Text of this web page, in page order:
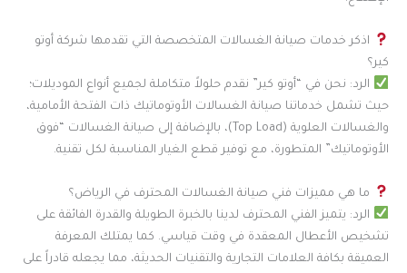
اذكر خدمات صيانة الغسالات المتخصصة التي تقدمها شركة أوتو
كير؟
الرد: نحن في “أوتو كير” نقدم حلولاً متكاملة لجميع أنواع الموديلات؛
حيث تشمل خدماتنا صيانة الغسالات الأوتوماتيك ذات الفتحة الأمامية،
والغسالات العلوية (Top Load)، بالإضافة إلى صيانة الغسالات “فوق
الأوتوماتيك” المتطورة، مع توفير قطع الغيار المناسبة لكل تقنية.
ما هي مميزات فني صيانة الغسالات المحترف في الرياض؟
الرد: يتميز الفني المحترف لدينا بالخبرة الطويلة والقدرة الفائقة على
تشخيص الأعطال المعقدة في وقت قياسي. كما يمتلك المعرفة
العميقة بكافة العلامات التجارية والتقنيات الحديثة، مما يجعله قادراً على